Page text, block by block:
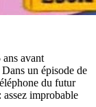
avant
un épisode de
du futur
improbable